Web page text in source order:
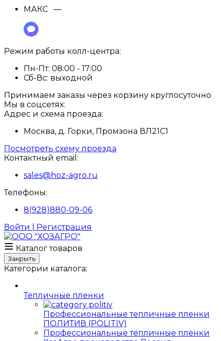
МАКС —
Режим работы колл-центра:
Пн-Пт: 08:00 - 17:00
Сб-Вс: выходной
Принимаем заказы через корзину круглосуточно
Мы в соцсетях:
Адрес и схема проезда:
Москва, д. Горки, Промзона ВЛ21С1
Посмотреть схему проезда
Контактный email:
sales@hoz-agro.ru
Телефоны:
8(928)880-09-06
Войти | Регистрация
Каталог товаров
Закрыть
Категории каталога:
Тепличные пленки
Профессиональные тепличные пленки
ПОЛИТИВ (POLITIV)
Профессиональные тепличные пленки